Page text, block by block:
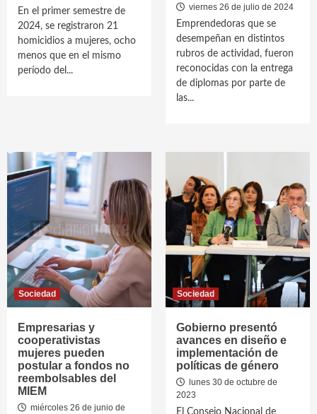
En el primer semestre de
2024, se registraron 21
homicidios a mujeres, ocho
menos que en el mismo
período del...
viernes 26 de julio de 2024
Emprendedoras que se
desempeñan en distintos
rubros de actividad, fueron
reconocidas con la entrega
de diplomas por parte de
las...
Sociedad
Empresarias y
cooperativistas
mujeres pueden
postular a fondos no
reembolsables del
MIEM
miércoles 26 de junio de
Sociedad
Gobierno presentó
avances en diseño e
implementación de
políticas de género
lunes 30 de octubre de
2023
El Consejo Nacional de